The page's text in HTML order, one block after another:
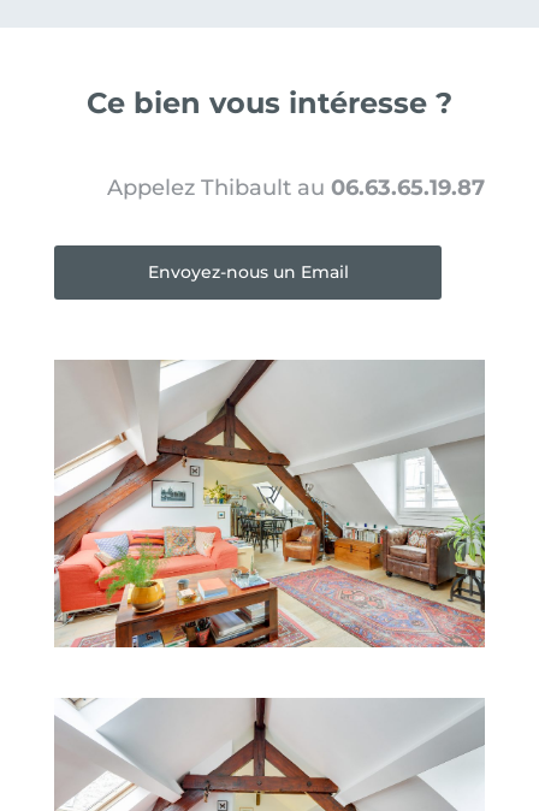
Ce bien vous intéresse ?
Appelez Thibault au06.63.65.19.87
Envoyez-nous un Email